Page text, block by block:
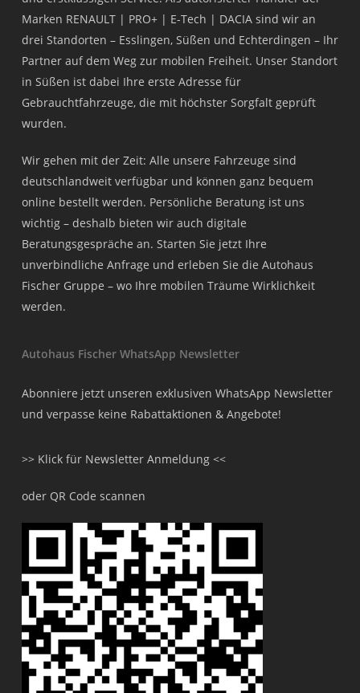
Marken RENAULT | PRO+ | E-Tech | DACIA sind wir an
drei Standorten – Esslingen, Süßen und Echterdingen – Ihr
Partner auf dem Weg zur mobilen Freiheit. Unser Standort
in Süßen ist dabei Ihre erste Adresse für
Gebrauchtfahrzeuge, die mit höchster Sorgfalt geprüft
wurden.
Wir gehen mit der Zeit: Alle unsere Fahrzeuge sind
deutschlandweit verfügbar und können ganz bequem
online bestellt werden. Persönliche Beratung ist uns
wichtig – deshalb bieten wir auch digitale
Beratungsgespräche an. Starten Sie jetzt Ihre
unverbindliche Anfrage und erleben Sie die Autohaus
Fischer Gruppe – wo Ihre mobilen Träume Wirklichkeit
werden.
Autohaus Fischer WhatsApp Newsletter
Abonniere jetzt unseren exklusiven WhatsApp Newsletter
und verpasse keine Rabattaktionen & Angebote!
>> Klick für Newsletter Anmeldung <<
oder QR Code scannen